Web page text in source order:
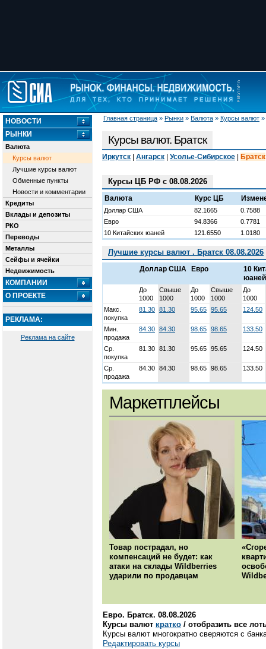
Главная страница » Рынки » Валюта » Курсы валют »
НОВОСТИ
РЫНКИ
Валюта
Курсы валют
Лучшие курсы валют
Обменные пункты
Новости и комментарии
Кредиты
Вклады и депозиты
РКО
Переводы
Металлы
Сейфы и ячейки
Недвижимость
КОМПАНИИ
О ПРОЕКТЕ
РЕКЛАМА:
Реклама на сайте
Курсы валют. Братск
Иркутск Ангарск Усолье-Сибирское Братск
Курсы ЦБ РФ с 08.08.2026
Валюта Курс ЦБ
Доллар США 82.1665
0.7588
Евро
94.8366
0.7781
10 Китайских юаней
121.6550 1.0180
Лучшие курсы валют . Братск 08.08.2026
Доллар США Евро
10
юаней
До
1000
Свыше
1000
До
1000
Свыше
1000
До
1000
Макс.
покупка
81.30 81.30 95.65 95.65 124.50
Мин.
продажа
84.30 84.30 98.65 98.65 133.50
Ср.
покупка
81.30 81.30 95.65 95.65 124.50
Ср.
продажа
84.30 84.30 98.65 98.65 133.50
Маркетплейсы
Товар пострадал, но
компенсаций не будет: как
атаки на склады Wildberries
ударили по продавцам
Евро. Братск. 08.08.2026
Курсы валют кратко / отобразить все
Курсы валют многократно сверяются с
Редактировать курсы